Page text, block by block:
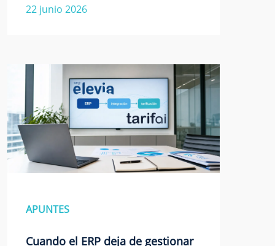
22 junio 2026
APUNTES
Cuando el ERP deja de gestionar